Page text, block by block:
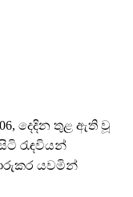
දෙදින තුළ ඇති වූ
රැඳවියන්
යවමින්